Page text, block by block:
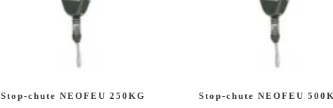
Stop-chute NEOFEU 250KG
Stop-chute NEOFEU